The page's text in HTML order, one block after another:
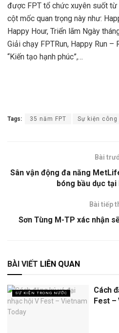
được FPT tổ chức xuyên suốt
cột mốc quan trọng này như:
Happy Hour, Triển lãm Ngày
Giải chạy FPTRun, Happy Run –
“Kiến tạo hạnh phúc”,…
Tags: 35 năm FPT Sự kiện công
Bài
Sân vận động đa năng
bóng bầu dục
Bài tiếp
Sơn Tùng M-TP xác nhận
BÀI VIẾT LIÊN QUAN
SỰ KIỆN TRONG NƯỚC
Cách
Fest –